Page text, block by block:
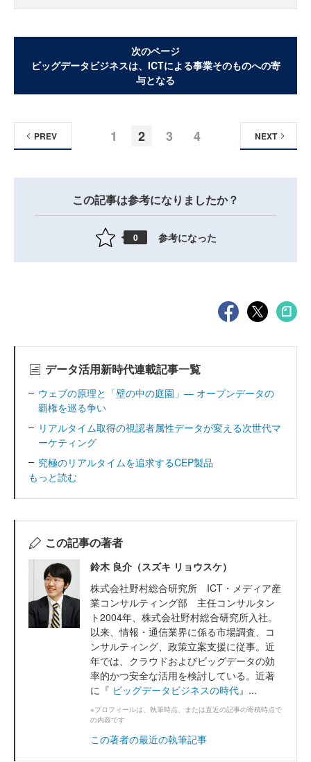
次のページ
ビッグデータビジネスは、ICTによる事業そのものへの寄
与となる
1 2 3 4
PREV NEXT
この記事は参考になりましたか？
0 参考になった
データ活用新時代連載記事一覧
ウェブの原理と「壁の中の庭園」― オープンデータの
覇権を巡る争い
リアルタイム取得の視認者属性データが変える次世代マ
ーケティング
究極のリアルタイムを追求するCEP製品
もっと読む
この記事の著者
鈴木 良介（スズキ リョウスケ）
株式会社野村総合研究所 ICT・メディア産
業コンサルティング部 主任コンサルタン
ト2004年、株式会社野村総合研究所入社。
以来、情報・通信業界に係る市場調査、コ
ンサルティング、政策立案支援に従事。近
年では、クラウドおよびビッグデータの効
率的かつ安全な活用を検討している。近著
に『 ビッグデータビジネスの時代』...
※プロフィールは、執筆時点、または直近の記事の寄稿時点で
の内容です
この著者の最近の執筆記事